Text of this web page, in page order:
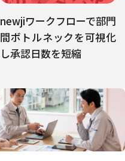
newjiワークフローで部門
間ボトルネックを可視化
し承認日数を短縮